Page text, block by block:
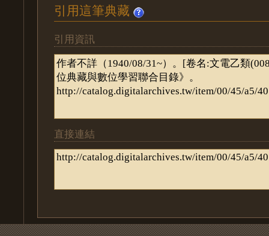
引用這筆典藏
引用資訊
直接連結